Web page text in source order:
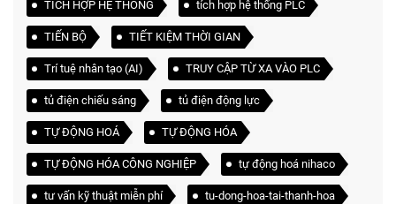
TÍCH HỢP HỆ THỐNG tích hợp hệ thống PLC
TIẾN BỘ TIẾT KIỆM THỜI GIAN
Trí tuệ nhân tạo (AI) TRUY CẬP TỪ XA VÀO PLC
tủ điện chiếu sáng tủ điện động lực
TỰ ĐỘNG HOÁ TỰ ĐỘNG HÓA
TỰ ĐỘNG HÓA CÔNG NGHIỆP tự động hoá nihaco
tư vấn kỹ thuật miễn phí tu-dong-hoa-tai-thanh-hoa